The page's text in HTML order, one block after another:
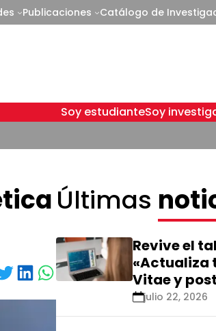
Publicaciones Catálogo de
Soy estudianteSoy
Share on LinkedIn Share on WhatsApp
Últimas
Revive el
«Actualiza
Vitae y
nueva
Renacyt»
julio 22, 2026